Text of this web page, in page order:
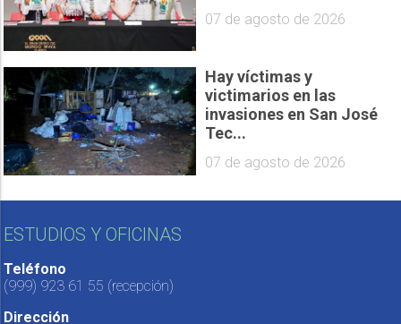
07 de agosto de 2026
Hay víctimas y
victimarios en las
invasiones en San José
Tec...
07 de agosto de 2026
ESTUDIOS Y OFICINAS
Teléfono
(999) 923 61 55 (recepción)
Dirección